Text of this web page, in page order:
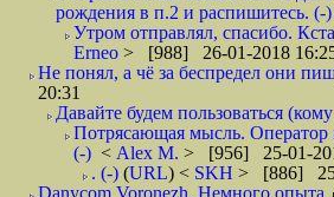
рождения в п.2 и распишитесь. (-
Утром отправлял, спасибо.
Erneo > [988] 26-01-2018
Не понял, а чё за беспредел они
20:31
Давайте будем пользоваться
Потрясающая мысль. Оператор
(-) < Alex M. > [956] 25-01-
. (-) (URL) < SKH > [886]
Danycom Voronezh. Немного опыта